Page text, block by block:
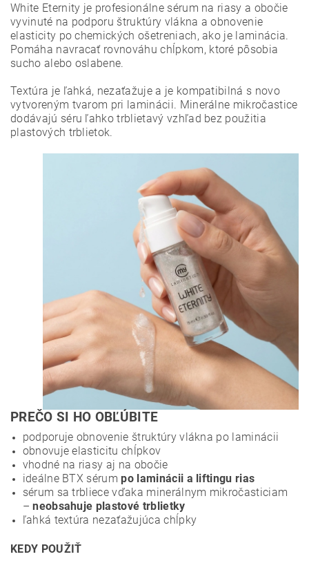
White Eternity je profesionálne sérum na riasy a obočie
vyvinuté na podporu štruktúry vlákna a obnovenie
elasticity po chemických ošetreniach, ako je laminácia.
Pomáha navracať rovnováhu chĺpkom, ktoré pôsobia
sucho alebo oslabene.
Textúra je ľahká, nezaťažuje a je kompatibilná s novo
vytvoreným tvarom pri laminácii. Minerálne mikročastice
dodávajú séru ľahko trblietavý vzhľad bez použitia
plastových trblietok.
PREČO SI HO OBĽÚBITE
podporuje obnovenie štruktúry vlákna po laminácii
obnovuje elasticitu chĺpkov
vhodné na riasy aj na obočie
ideálne BTX sérumpo laminácii a liftingu rias
sérum sa trbliece vďaka minerálnym mikročasticiam
– neobsahuje plastové trblietky
ľahká textúra nezaťažujúca chĺpky
KEDY POUŽIŤ